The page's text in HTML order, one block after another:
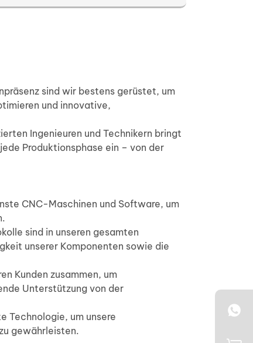
sind wir bestens gerüstet, um
und innovative,
Ingenieuren und Technikern bringt
Produktionsphase ein – von der
CNC-Maschinen und Software, um
sind in unseren gesamten
unserer Komponenten sowie die
Kunden zusammen, um
Unterstützung von der
Technologie, um unsere
gewährleisten.